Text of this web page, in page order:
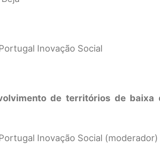
Inovação Social
de territórios de baixa
Inovação Social (moderador)